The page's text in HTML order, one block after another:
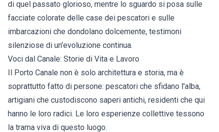
di quel passato glorioso, mentre lo sguardo si posa sulle
facciate colorate delle case dei pescatori e sulle
imbarcazioni che dondolano dolcemente, testimoni
silenziose di un'evoluzione continua.
Voci dal Canale: Storie di Vita e Lavoro
Il Porto Canale non è solo architettura e storia, ma è
soprattutto fatto di persone: pescatori che sfidano l'alba,
artigiani che custodiscono saperi antichi, residenti che qui
hanno le loro radici. Le loro esperienze collettive tessono
la trama viva di questo luogo.